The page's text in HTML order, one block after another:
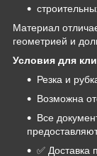
Материал
геометрией и
Условия для
Резка и
Возможна
Все
✅ Доставка